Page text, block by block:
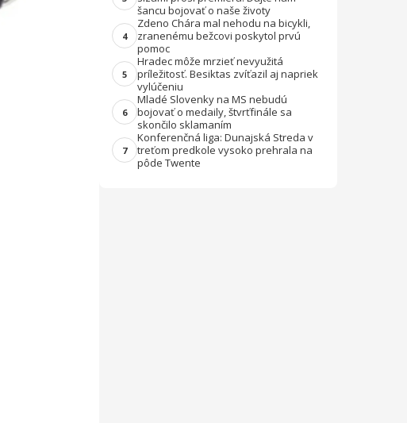
šancu bojovať o naše životy
4
Zdeno Chára mal nehodu na bicykli,
zranenému bežcovi poskytol prvú
pomoc
5
Hradec môže mrzieť nevyužitá
príležitosť. Besiktas zvíťazil aj napriek
vylúčeniu
6
Mladé Slovenky na MS nebudú
bojovať o medaily, štvrťfinále sa
skončilo sklamaním
7
Konferenčná liga: Dunajská Streda v
treťom predkole vysoko prehrala na
pôde Twente